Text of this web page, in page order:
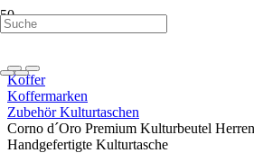
Koffer
Koffermarken
Zubehör Kulturtaschen
Corno d´Oro Premium Kulturbeutel
Handgefertigte Kulturtasche